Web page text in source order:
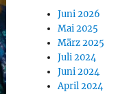
Juni 2026
Mai 2025
März 2025
Juli 2024
Juni 2024
April 2024